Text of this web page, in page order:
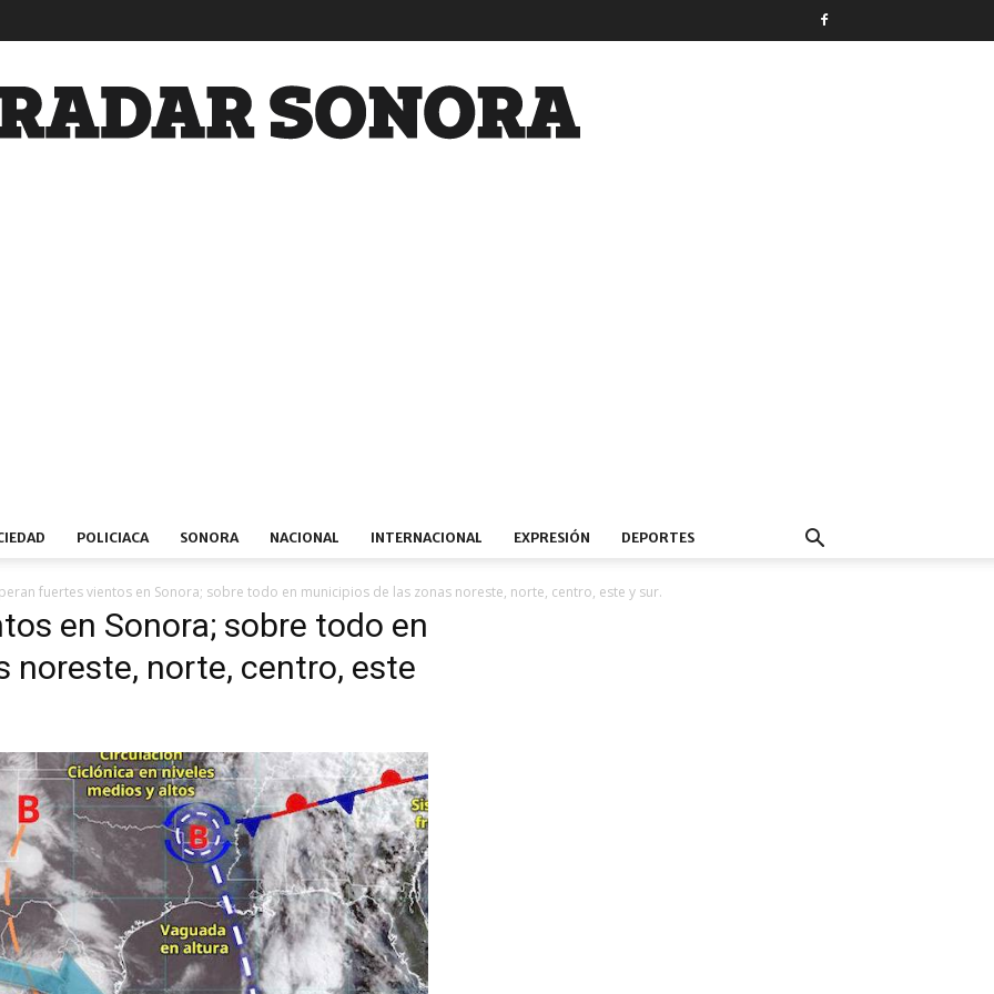
POLICIACA SONORA NACIONAL INTERNACIONAL EXPRESIÓN DEPORTES
fuertes vientos en Sonora; sobre todo en municipios de las zonas noreste, norte, centro, este y sur.
en Sonora; sobre todo en
noreste, norte, centro, este